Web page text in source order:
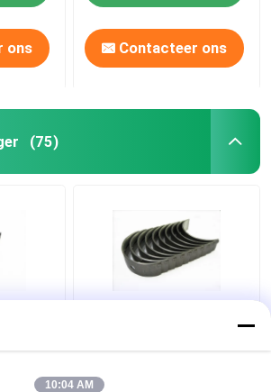
ons Contacteer ons
(75)
Con
Aluminium dieselmotor
Ford
10:04 AM